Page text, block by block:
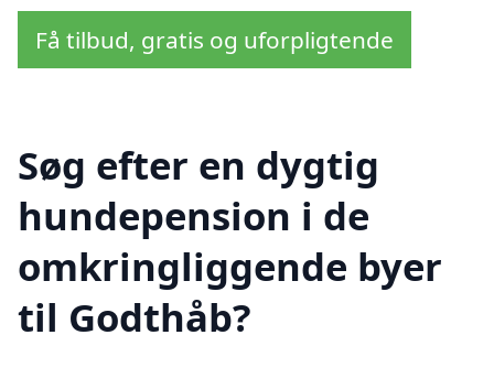
Få tilbud, gratis og uforpligtende
Søg efter en dygtig
hundepension i de
omkringliggende byer
til Godthåb?